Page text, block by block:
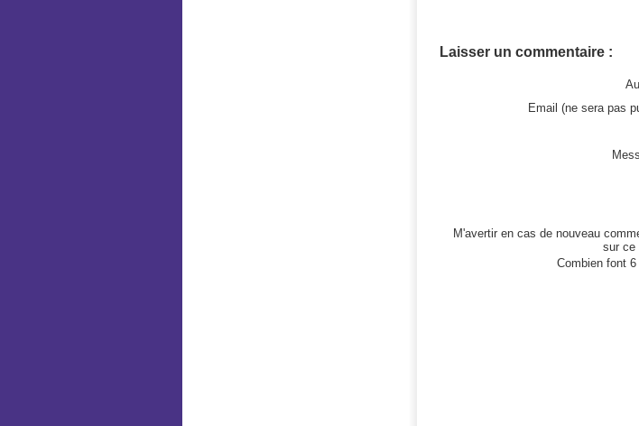
Laisser un commentaire :
Email (ne sera pas
M'avertir en cas de nouveau
sur ce
Combien font